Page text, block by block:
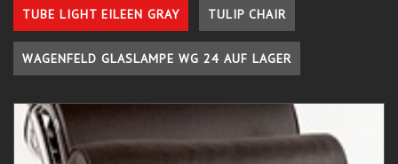
TUBE LIGHT EILEEN GRAY TULIP CHAIR
WAGENFELD GLASLAMPE WG 24 AUF LAGER